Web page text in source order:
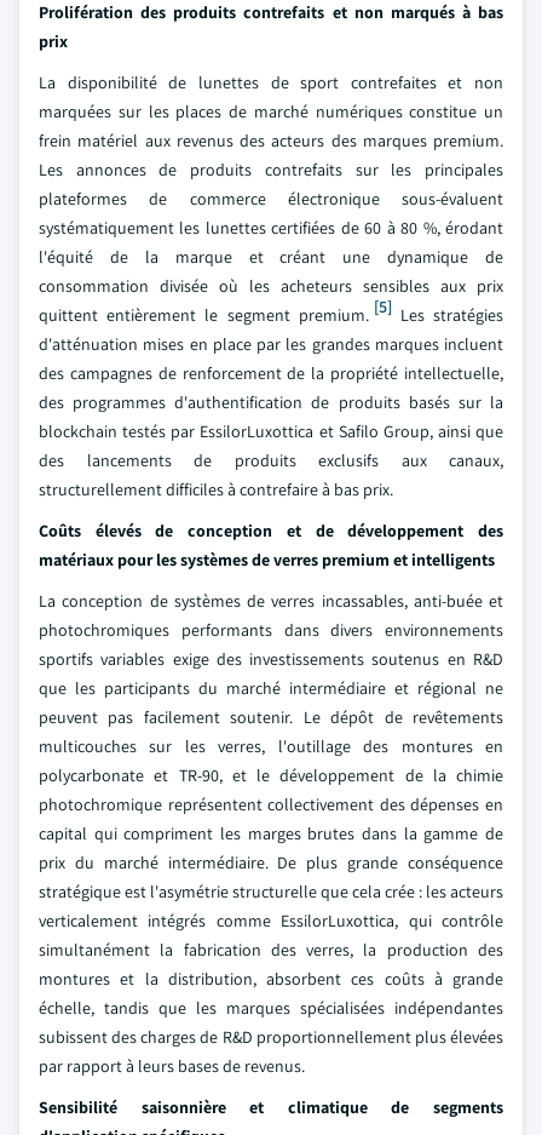
Prolifération des produits contrefaits et non marqués à bas
prix
La disponibilité de lunettes de sport contrefaites et non
marquées sur les places de marché numériques constitue un
frein matériel aux revenus des acteurs des marques premium.
Les annonces de produits contrefaits sur les principales
plateformes de commerce électronique sous-évaluent
systématiquement les lunettes certifiées de 60 à 80 %, érodant
l'équité de la marque et créant une dynamique de
consommation divisée où les acheteurs sensibles aux prix
quittent entièrement le segment premium. [5]Les stratégies
d'atténuation mises en place par les grandes marques incluent
des campagnes de renforcement de la propriété intellectuelle,
des programmes d'authentification de produits basés sur la
blockchain testés par EssilorLuxottica et Safilo Group, ainsi que
des lancements de produits exclusifs aux canaux,
structurellement difficiles à contrefaire à bas prix.
Coûts élevés de conception et de développement des
matériaux pour les systèmes de verres premium et intelligents
La conception de systèmes de verres incassables, anti-buée et
photochromiques performants dans divers environnements
sportifs variables exige des investissements soutenus en R&D
que les participants du marché intermédiaire et régional ne
peuvent pas facilement soutenir. Le dépôt de revêtements
multicouches sur les verres, l'outillage des montures en
polycarbonate et TR-90, et le développement de la chimie
photochromique représentent collectivement des dépenses en
capital qui compriment les marges brutes dans la gamme de
prix du marché intermédiaire. De plus grande conséquence
stratégique est l'asymétrie structurelle que cela crée : les acteurs
verticalement intégrés comme EssilorLuxottica, qui contrôle
simultanément la fabrication des verres, la production des
montures et la distribution, absorbent ces coûts à grande
échelle, tandis que les marques spécialisées indépendantes
subissent des charges de R&D proportionnellement plus élevées
par rapport à leurs bases de revenus.
Sensibilité saisonnière et climatique de segments